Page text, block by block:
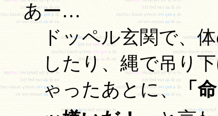
あー…
ドッペル玄関で、
したり、縄で吊り
ゃったあとに、「